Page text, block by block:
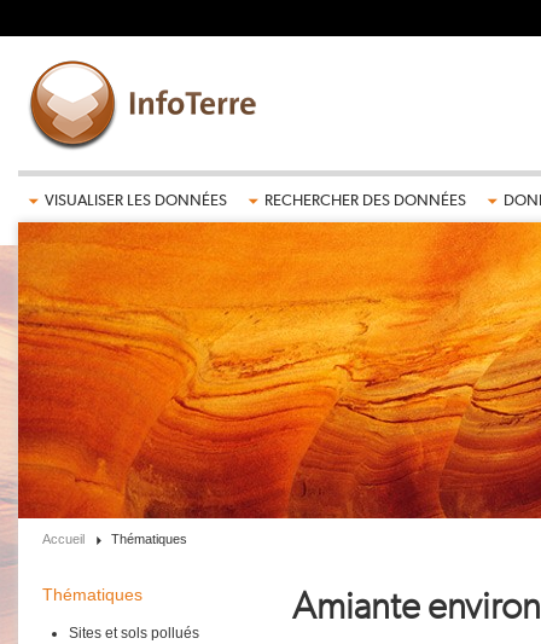
VISUALISER LES DONNÉES RECHERCHER DES DONNÉES
Accueil Thématiques
Thématiques
Sites et sols pollués
Amiante